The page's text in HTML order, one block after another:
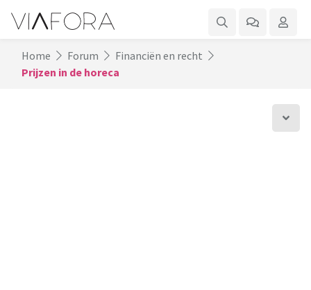
Home Forum
Financiën en recht
Prijzen in de horeca